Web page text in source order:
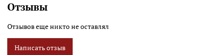
был высажен на мель у Шербура для ремонта, вместе с двумя
Рояль" подвергся нападению английских брандеров и был
сожжён. Из экипажа, состоявшего из 883 человек спасся лишь
один.
Отзывы
Отзывов еще никто не оставлял
Написать отзыв